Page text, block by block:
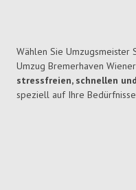
Wählen Sie Umzugsmeister
Umzug Bremerhaven
stressfreien, schnellen
speziell auf Ihre